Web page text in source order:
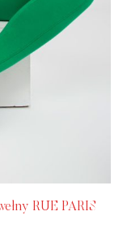
RUE PARIS